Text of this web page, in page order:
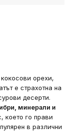
орехи,
е страхотна на
десерти.
минерали и
което го прави
в различни